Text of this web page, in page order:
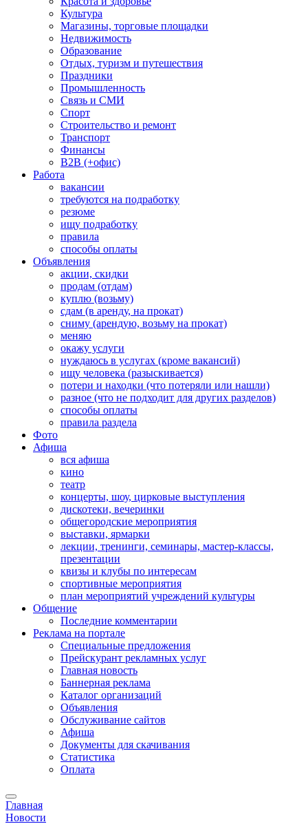
Культура
Магазины, торговые площадки
Недвижимость
Образование
Отдых, туризм и путешествия
Праздники
Промышленность
Связь и СМИ
Спорт
Строительство и ремонт
Транспорт
Финансы
B2B (+офис)
Работа
вакансии
требуются на подработку
резюме
ищу подработку
правила
способы оплаты
Объявления
акции, скидки
продам (отдам)
куплю (возьму)
сдам (в аренду, на прокат)
сниму (арендую, возьму на прокат)
меняю
окажу услуги
нуждаюсь в услугах (кроме вакансий)
ищу человека (разыскивается)
потери и находки (что потеряли или нашли)
разное (что не подходит для других разделов)
способы оплаты
правила раздела
Фото
Афиша
вся афиша
кино
театр
концерты, шоу, цирковые выступления
дискотеки, вечеринки
общегородские мероприятия
выставки, ярмарки
лекции, тренинги, семинары, мастер-классы,
презентации
квизы и клубы по интересам
спортивные мероприятия
план мероприятий учреждений культуры
Общение
Последние комментарии
Реклама на портале
Специальные предложения
Прейскурант рекламных услуг
Главная новость
Баннерная реклама
Каталог организаций
Объявления
Обслуживание сайтов
Афиша
Документы для скачивания
Статистика
Оплата
Главная
Новости